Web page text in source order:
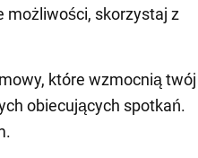
możliwości, skorzystaj z
które wzmocnią twój
obiecujących spotkań.